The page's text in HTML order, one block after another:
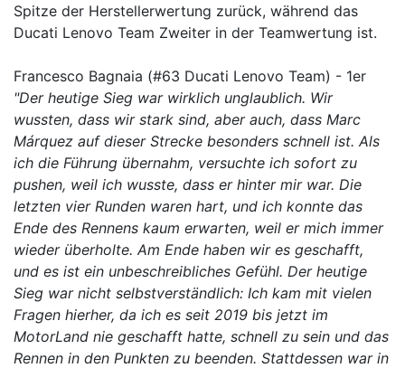
Spitze der Herstellerwertung zurück, während das
Ducati Lenovo Team Zweiter in der Teamwertung ist.
Francesco Bagnaia (#63 Ducati Lenovo Team) - 1er
"Der heutige Sieg war wirklich unglaublich. Wir
wussten, dass wir stark sind, aber auch, dass Marc
Márquez auf dieser Strecke besonders schnell ist. Als
ich die Führung übernahm, versuchte ich sofort zu
pushen, weil ich wusste, dass er hinter mir war. Die
letzten vier Runden waren hart, und ich konnte das
Ende des Rennens kaum erwarten, weil er mich immer
wieder überholte. Am Ende haben wir es geschafft,
und es ist ein unbeschreibliches Gefühl. Der heutige
Sieg war nicht selbstverständlich: Ich kam mit vielen
Fragen hierher, da ich es seit 2019 bis jetzt im
MotorLand nie geschafft hatte, schnell zu sein und das
Rennen in den Punkten zu beenden. Stattdessen war in